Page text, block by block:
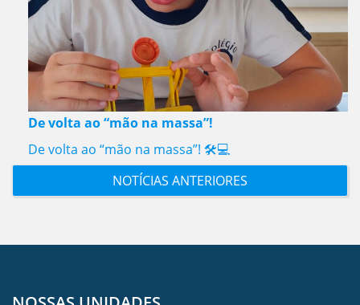
De volta ao “mão na massa”!
De volta ao “mão na massa”! 🛠️💻
NOTÍCIAS ANTERIORES